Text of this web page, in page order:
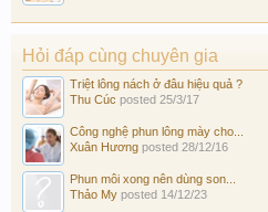
Hỏi đáp cùng chuyên gia
Triệt lông nách ở đâu hiệu quả ?
Thu Cúc posted 25/3/17
Công nghệ phun lông mày cho...
Xuân Hương posted 28/12/16
Phun môi xong nên dùng son...
Thảo My posted 14/12/23